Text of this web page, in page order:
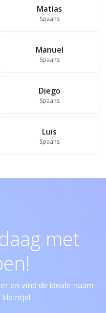
Matías
Spaans
Manuel
Spaans
Diego
Spaans
Luis
Spaans
met
en vind de ideale naam